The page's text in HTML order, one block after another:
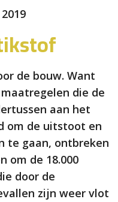
de bouw. Want
die de
aan het
om de uitstoot en
te gaan, ontbreken
om de 18.000
door de
zijn weer vlot